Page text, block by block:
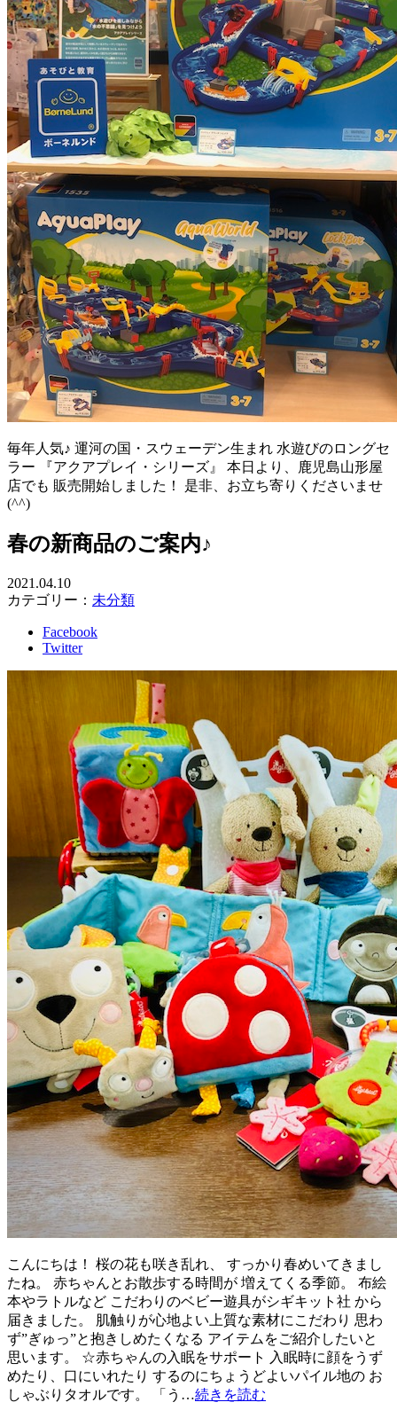
毎年人気♪ 運河の国・スウェーデン生まれ 水遊びのロングセ
ラー 『アクアプレイ・シリーズ』 本日より、鹿児島山形屋
店でも 販売開始しました！ 是非、お立ち寄りくださいませ
(^^)
春の新商品のご案内♪
2021.04.10
カテゴリー： 未分類
Facebook
Twitter
こんにちは！ 桜の花も咲き乱れ、 すっかり春めいてきまし
たね。 赤ちゃんとお散歩する時間が 増えてくる季節。 布絵
本やラトルなど こだわりのベビー遊具がシギキット社 から
届きました。 肌触りが心地よい上質な素材にこだわり 思わ
ず”ぎゅっ”と抱きしめたくなる アイテムをご紹介したいと
思います。 ☆赤ちゃんの入眠をサポート 入眠時に顔をうず
めたり、口にいれたり するのにちょうどよいパイル地の お
しゃぶりタオルです。 「う…続きを読む